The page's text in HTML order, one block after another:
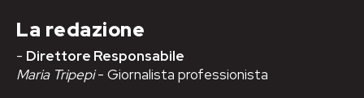
La redazione
- Direttore Responsabile
Maria Tripepi- Giornalista professionista